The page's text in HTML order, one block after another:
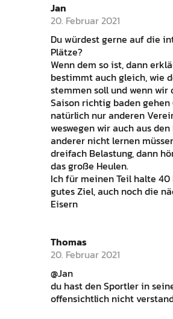
Jan
20. Februar 2021
Du würdest gerne auf die
Plätze?
Wenn dem so ist, dann
bestimmt auch gleich, wie
stemmen soll und wenn wir
Saison richtig baden
natürlich nur anderen
weswegen wir auch aus
anderer nicht lernen
dreifach Belastung, dann
das große Heulen.
Ich für meinen Teil halte
gutes Ziel, auch noch die
Eisern
Thomas
20. Februar 2021
@Jan
du hast den Sportler in
offensichtlich nicht